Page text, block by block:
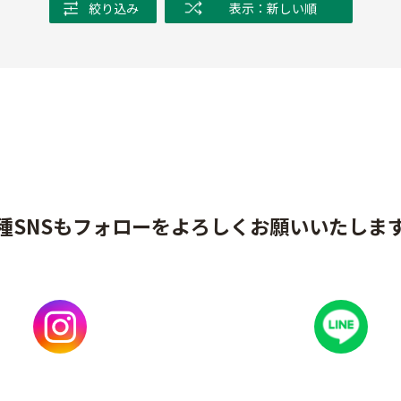
絞り込み 表示：新しい順
SNSもフォローをよろしくお願いいたしま